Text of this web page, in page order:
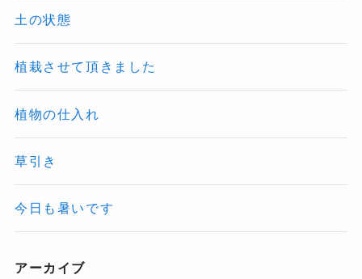
土の状態
植栽させて頂きました
植物の仕入れ
草引き
今日も暑いです
アーカイブ